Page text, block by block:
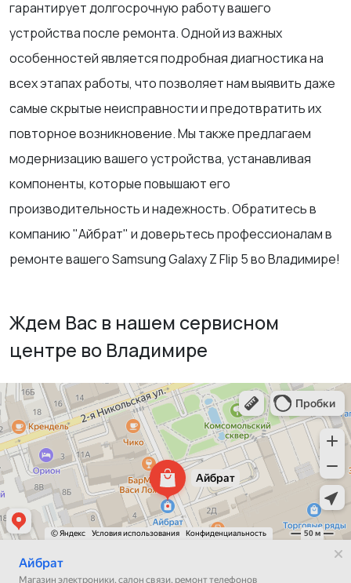
гарантирует долгосрочную работу вашего
устройства после ремонта. Одной из важных
особенностей является подробная диагностика на
всех этапах работы, что позволяет нам выявить даже
самые скрытые неисправности и предотвратить их
повторное возникновение. Мы также предлагаем
модернизацию вашего устройства, устанавливая
компоненты, которые повышают его
производительность и надежность. Обратитесь в
компанию "Айбрат" и доверьтесь профессионалам в
ремонте вашего Samsung Galaxy Z Flip 5 во Владимире!
Ждем Вас в нашем сервисном
центре во Владимире